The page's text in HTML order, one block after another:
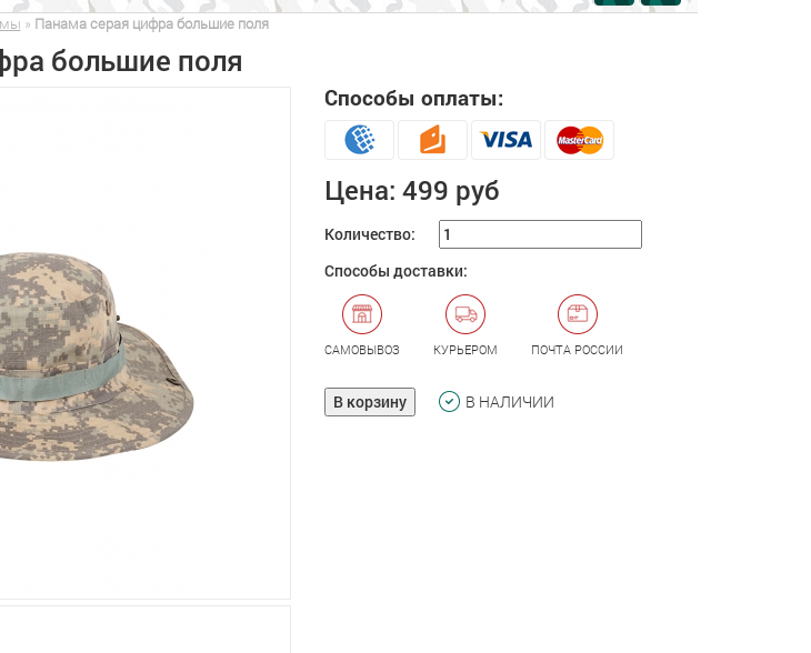
» Панама серая цифра большие поля
большие поля
Способы оплаты:
Цена:499 руб
Количество:
Способы доставки:
САМОВЫВОЗ КУРЬЕРОМ ПОЧТА РОССИИ
В корзину В НАЛИЧИИ